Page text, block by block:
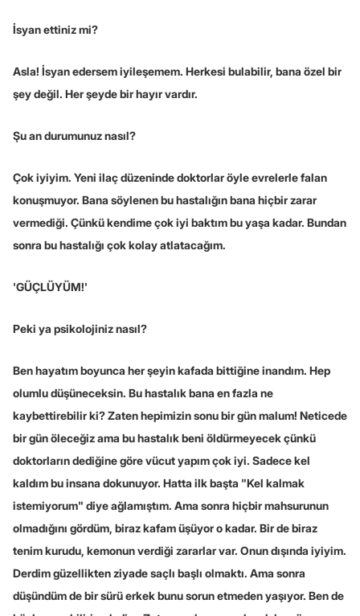
İsyan ettiniz mi?
Asla! İsyan edersem iyileşemem. Herkesi bulabilir, bana özel bir
şey değil. Her şeyde bir hayır vardır.
Şu an durumunuz nasıl?
Çok iyiyim. Yeni ilaç düzeninde doktorlar öyle evrelerle falan
konuşmuyor. Bana söylenen bu hastalığın bana hiçbir zarar
vermediği. Çünkü kendime çok iyi baktım bu yaşa kadar. Bundan
sonra bu hastalığı çok kolay atlatacağım.
'GÜÇLÜYÜM!'
Peki ya psikolojiniz nasıl?
Ben hayatım boyunca her şeyin kafada bittiğine inandım. Hep
olumlu düşüneceksin. Bu hastalık bana en fazla ne
kaybettirebilir ki? Zaten hepimizin sonu bir gün malum! Neticede
bir gün öleceğiz ama bu hastalık beni öldürmeyecek çünkü
doktorların dediğine göre vücut yapım çok iyi. Sadece kel
kaldım bu insana dokunuyor. Hatta ilk başta "Kel kalmak
istemiyorum" diye ağlamıştım. Ama sonra hiçbir mahsurunun
olmadığını gördüm, biraz kafam üşüyor o kadar. Bir de biraz
tenim kurudu, kemonun verdiği zararlar var. Onun dışında iyiyim.
Derdim güzellikten ziyade saçlı başlı olmaktı. Ama sonra
düşündüm de bir sürü erkek bunu sorun etmeden yaşıyor. Ben de